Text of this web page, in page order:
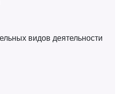
видов деятельности